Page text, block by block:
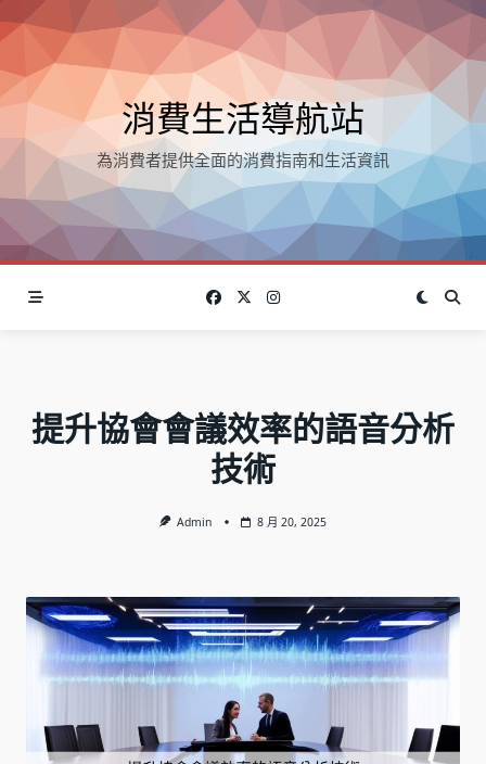
Skip
to
content
消費生活導航站
為消費者提供全面的消費指南和生活資訊
提升協會會議效率的語音分析
技術
Admin 8 月 20, 2025